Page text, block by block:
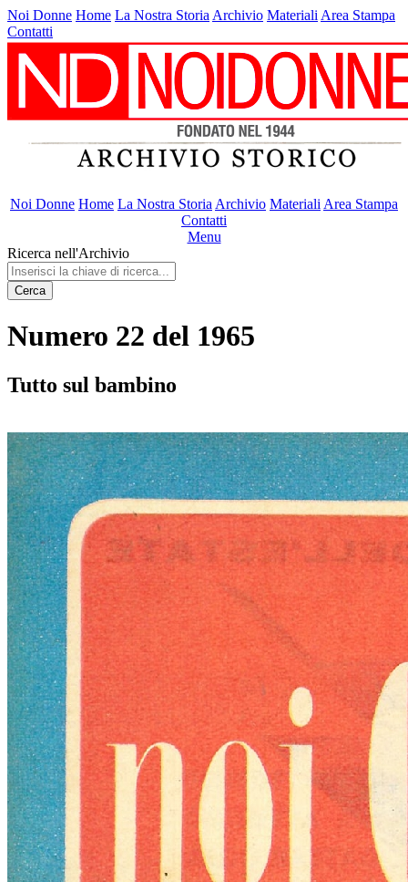
Noi Donne Home La Nostra Storia Archivio Materiali Area Stampa
Contatti
Noi Donne Home La Nostra Storia Archivio Materiali Area Stampa
Contatti
Menu
Ricerca nell'Archivio
Cerca
Numero 22 del 1965
Tutto sul bambino